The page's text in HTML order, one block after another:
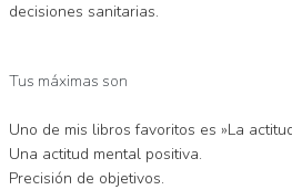
decisiones sanitarias.
Tus máximas son
Uno de mis libros favoritos es »La
Una actitud mental positiva.
Precisión de objetivos.